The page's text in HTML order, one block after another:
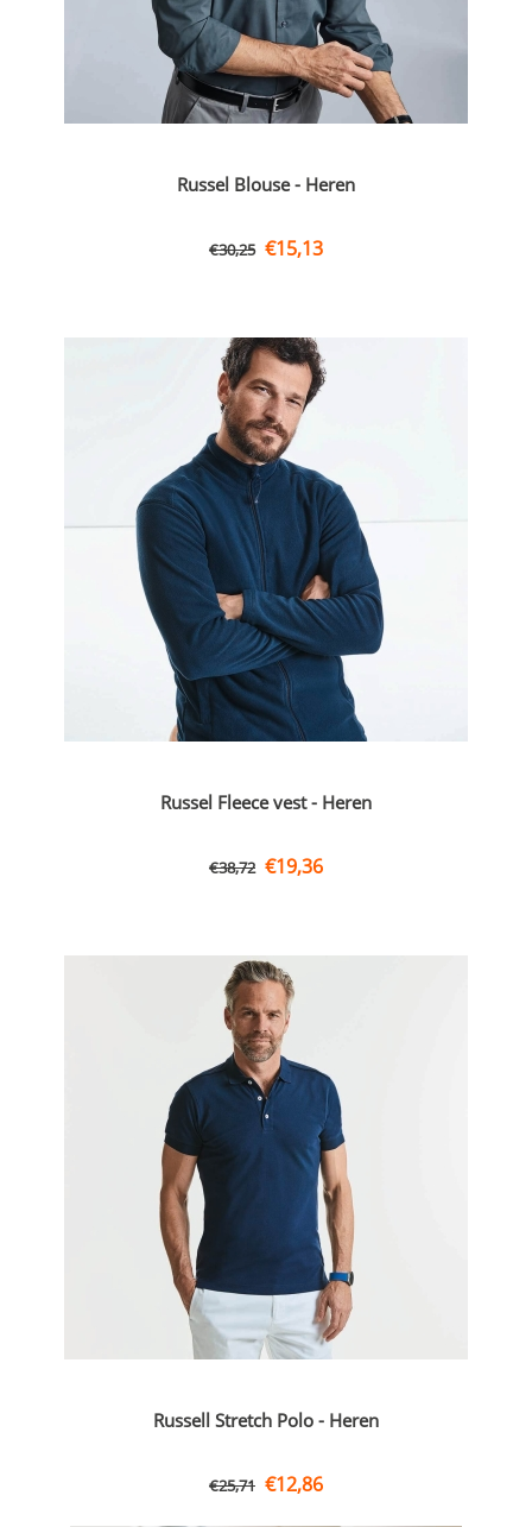
Russel Blouse - Heren
€30,25 €15,13
Russel Fleece vest - Heren
€38,72 €19,36
Russell Stretch Polo - Heren
€25,71 €12,86